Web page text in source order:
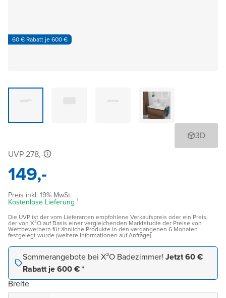
60 € Rabatt je 600 €
3D
UVP 278,-
149,-
Preis inkl. 19% MwSt.
Kostenlose Lieferung ¹
Die UVP ist der vom Lieferanten empfohlene Verkaufspreis oder ein Preis,
der von X²O auf Basis einer vergleichenden Marktstudie der Preise von
Wettbewerbern für ähnliche Produkte in den vergangenen 6 Monaten
festgelegt wurde (weitere Informationen auf Anfrage)
Sommerangebote bei X²O Badezimmer! Jetzt 60 €
Rabatt je 600 € *
Breite